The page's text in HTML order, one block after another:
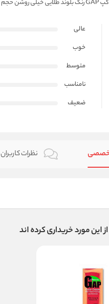
عالی
خوب
متوسط
نامناسب
ضعیف
نظرات کاربران
این مورد خریداری کرده اند